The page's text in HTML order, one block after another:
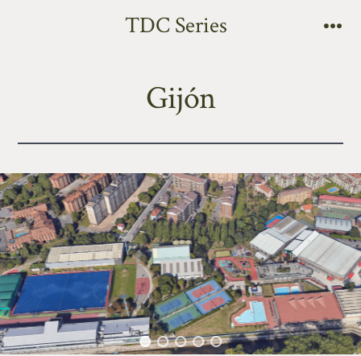
TDC Series
Gijón